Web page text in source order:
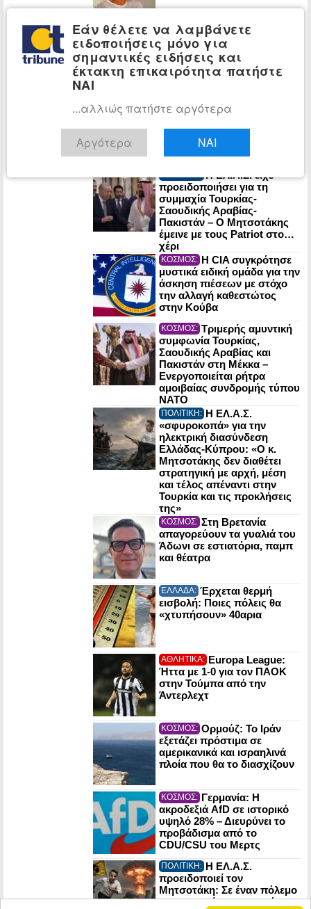
ΟΙΚΟΝΟΜΙΑ: Στο 3,4% ο
πληθωρισμός τον Ιούλιο: Σε
στέγαση, μεταφορές και
εστίαση οι μεγαλύτερες
ΠΟΛΙΤΙΚΗ: Ένας χρόνος από
τον χαμό της Λένας Σαμαρά:
Σε κλίμα συγκίνησης το
μνημόσυνο
Η ΕΛ.Α.Σ. είχε
προειδοποιήσει για τη
συμμαχία Τουρκίας-
Σαουδικής Αραβίας-
Πακιστάν – Ο Μητσοτάκης
έμεινε με τους Patriot στο…
χέρι
ΚΟΣΜΟΣ: Η CIA συγκρότησε
μυστικά ειδική ομάδα για την
άσκηση πιέσεων με στόχο
την αλλαγή καθεστώτος
στην Κούβα
ΚΟΣΜΟΣ: Τριμερής αμυντική
συμφωνία Τουρκίας,
Σαουδικής Αραβίας και
Πακιστάν στη Μέκκα –
Ενεργοποιείται ρήτρα
αμοιβαίας συνδρομής τύπου
NATO
ΠΟΛΙΤΙΚΗ: Η ΕΛ.Α.Σ.
«σφυροκοπά» για την
ηλεκτρική διασύνδεση
Ελλάδας-Κύπρου: «Ο κ.
Μητσοτάκης δεν διαθέτει
στρατηγική με αρχή, μέση
και τέλος απέναντι στην
Τουρκία και τις προκλήσεις
της»
ΚΟΣΜΟΣ: Στη Βρετανία
απαγορεύουν τα γυαλιά του
Άδωνι σε εστιατόρια, παμπ
και θέατρα
ΕΛΛΑΔΑ: Έρχεται θερμή
εισβολή: Ποιες πόλεις θα
«χτυπήσουν» 40αρια
ΑΘΛΗΤΙΚΑ: Europa League:
Ήττα με 1-0 για τον ΠΑΟΚ
στην Τούμπα από την
Άντερλεχτ
ΚΟΣΜΟΣ: Ορμούζ: Το Ιράν
εξετάζει πρόστιμα σε
αμερικανικά και ισραηλινά
πλοία που θα το διασχίζουν
ΚΟΣΜΟΣ: Γερμανία: Η
ακροδεξιά AfD σε ιστορικό
υψηλό 28% – Διευρύνει το
προβάδισμα από το
CDU/CSU του Μερτς
ΠΟΛΙΤΙΚΗ: Η ΕΛ.Α.Σ.
προειδοποιεί τον
Μητσοτάκη: Σε έναν πόλεμο
οι πυρηνικές εγκαταστάσεις
Εάν θέλετε να λαμβάνετε
ειδοποιήσεις μόνο για
σημαντικές ειδήσεις και
έκτακτη επικαιρότητα πατήστε
ΝΑΙ
...αλλιώς πατήστε αργότερα
Αργότερα ΝΑΙ